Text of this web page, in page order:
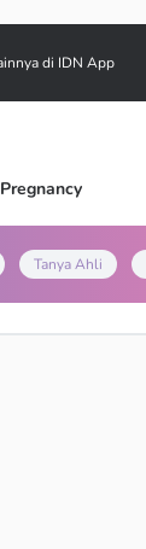
di IDN App
Pregnancy
Tanya Ahli